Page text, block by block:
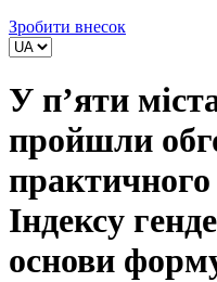
Зробити внесок
У п’яти
пройшли
практичного
Індексу
основи